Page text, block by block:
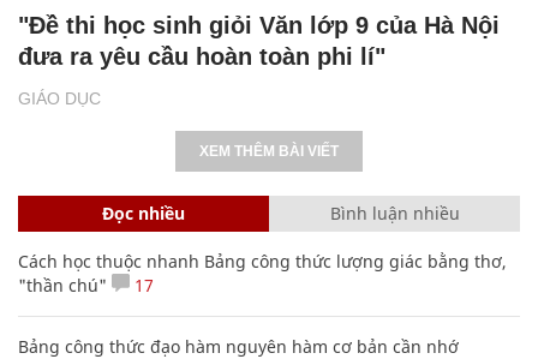
GIÁO DỤC
"Đề thi học sinh giỏi Văn lớp 9 của Hà Nội
đưa ra yêu cầu hoàn toàn phi lí"
XEM THÊM BÀI VIẾT
Đọc nhiều Bình luận nhiều
Cách học thuộc nhanh Bảng công thức lượng giác bằng thơ,
"thần chú"
17
Bảng công thức đạo hàm nguyên hàm cơ bản cần nhớ